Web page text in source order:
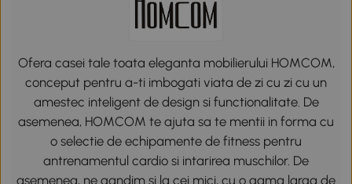
Ofera casei tale toata eleganta mobilierului HOMCOM,
conceput pentru a-ti imbogati viata de zi cu zi cu un
amestec inteligent de design si functionalitate. De
asemenea, HOMCOM te ajuta sa te mentii in forma cu
o selectie de echipamente de fitness pentru
antrenamentul cardio si intarirea muschilor. De
asemenea, ne gandim si la cei mici, cu o gama larga de